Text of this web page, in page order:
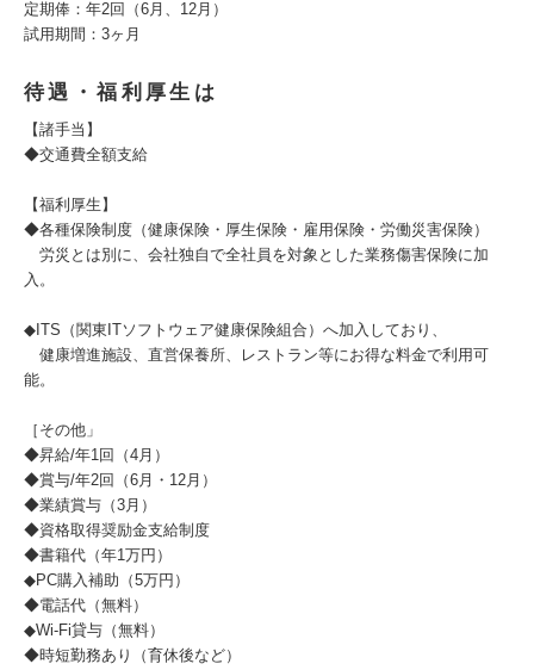
定期俸：年2回（6月、12月）
試用期間：3ヶ月
待遇・福利厚生は
【諸手当】
◆交通費全額支給
【福利厚生】
◆各種保険制度（健康保険・厚生保険・雇用保険・労働災害保険）
労災とは別に、会社独自で全社員を対象とした業務傷害保険に加
入。
◆ITS（関東ITソフトウェア健康保険組合）へ加入しており、
健康増進施設、直営保養所、レストラン等にお得な料金で利用可
能。
［その他」
◆昇給/年1回（4月）
◆賞与/年2回（6月・12月）
◆業績賞与（3月）
◆資格取得奨励金支給制度
◆書籍代（年1万円）
◆PC購入補助（5万円）
◆電話代（無料）
◆Wi-Fi貸与（無料）
◆時短勤務あり（育休後など）